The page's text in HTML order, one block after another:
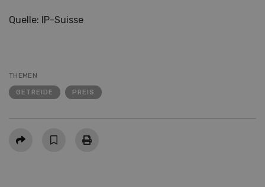
Quelle: IP-Suisse
THEMEN
GETREIDE PREIS
Teilen